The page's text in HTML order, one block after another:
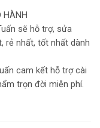
HÀNH
sẽ hỗ trợ, sửa
rẻ nhất, tốt nhất dành
cam kết hỗ trợ cài
trọn đời miễn phí.